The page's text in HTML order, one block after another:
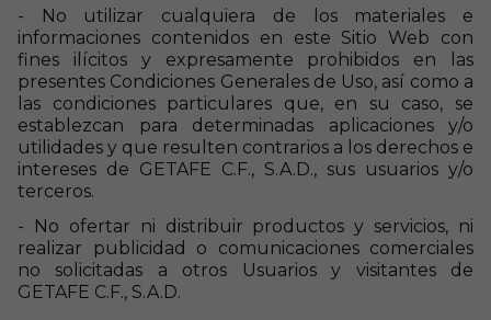
- No utilizar cualquiera de los materiales e
informaciones contenidos en este Sitio Web con
fines ilícitos y expresamente prohibidos en las
presentes Condiciones Generales de Uso, así como a
las condiciones particulares que, en su caso, se
establezcan para determinadas aplicaciones y/o
utilidades y que resulten contrarios a los derechos e
intereses de GETAFE C.F., S.A.D., sus usuarios y/o
terceros.
- No ofertar ni distribuir productos y servicios, ni
realizar publicidad o comunicaciones comerciales
no solicitadas a otros Usuarios y visitantes de
GETAFE C.F., S.A.D.